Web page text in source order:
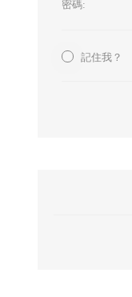
密碼:
記住我？